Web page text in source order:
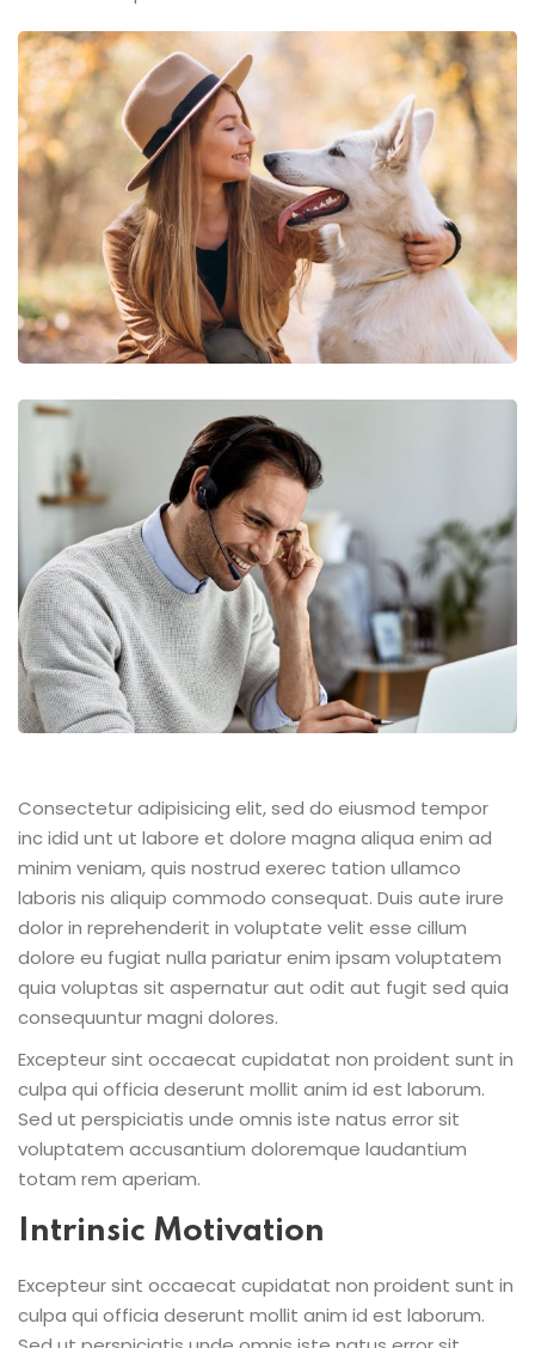
Consectetur adipisicing elit, sed do eiusmod tempor
inc idid unt ut labore et dolore magna aliqua enim ad
minim veniam, quis nostrud exerec tation ullamco
laboris nis aliquip commodo consequat. Duis aute irure
dolor in reprehenderit in voluptate velit esse cillum
dolore eu fugiat nulla pariatur enim ipsam voluptatem
quia voluptas sit aspernatur aut odit aut fugit sed quia
consequuntur magni dolores.
Excepteur sint occaecat cupidatat non proident sunt in
culpa qui officia deserunt mollit anim id est laborum.
Sed ut perspiciatis unde omnis iste natus error sit
voluptatem accusantium doloremque laudantium
totam rem aperiam.
Intrinsic Motivation
Excepteur sint occaecat cupidatat non proident sunt in
culpa qui officia deserunt mollit anim id est laborum.